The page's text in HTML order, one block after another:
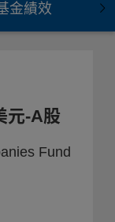
金績效 資
元-A股
Fund